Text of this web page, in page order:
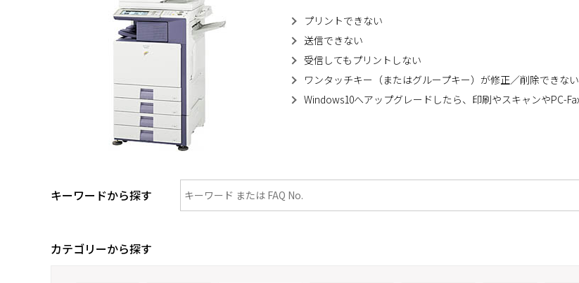
プリントできない
送信できない
受信してもプリントしない
ワンタッチキー（またはグループキー）が修正／削除できない
Windows10へアップグレードしたら、印刷やスキャンやPC-
キーワードから探す
カテゴリーから探す